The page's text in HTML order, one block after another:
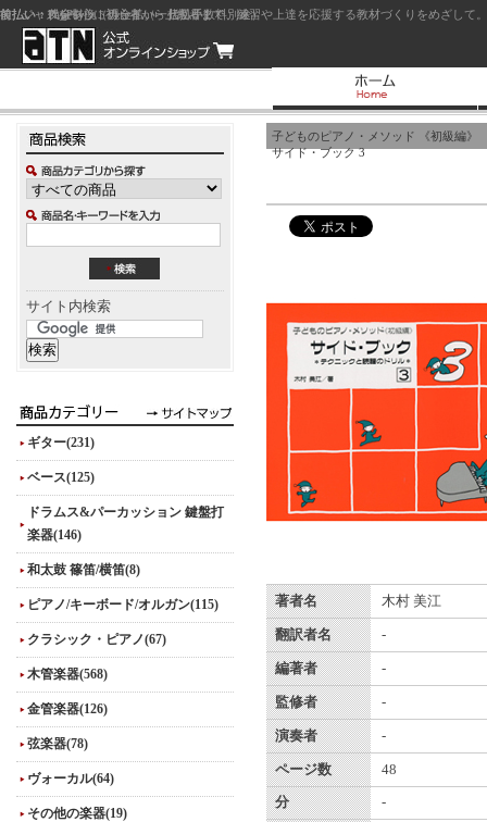
ジャズを中心に初心者から上級者まで、練習や上達を応援する教材づくりをめざし
サイト内検索
ギター(231)
ベース(125)
ドラムス&パーカッション 鍵盤打
楽器(146)
和太鼓 篠笛/横笛(8)
ピアノ/キーボード/オルガン(115)
クラシック・ピアノ(67)
木管楽器(568)
金管楽器(126)
弦楽器(78)
ヴォーカル(64)
その他の楽器(19)
子どものピアノ・メソッド 《初級編》
サイド・ブック 3
著者名 木村 美江
翻訳者名 -
編著者 -
監修者 -
演奏者 -
ページ数 48
分 -
前払い：クレジットカード（一括払い）
後払い：代金引換（現金払い・代引手数料別途）
前払い：PayPay